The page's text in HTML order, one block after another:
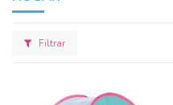
Filtrar